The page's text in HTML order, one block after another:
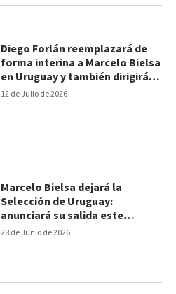
12 de Julio de 2026
Diego Forlán reemplazará de
forma interina a Marcelo Bielsa
en Uruguay y también dirigirá la
Sub 20
28 de Junio de 2026
Marcelo Bielsa dejará la
Selección de Uruguay:
anunciará su salida este
martes en conferencia de